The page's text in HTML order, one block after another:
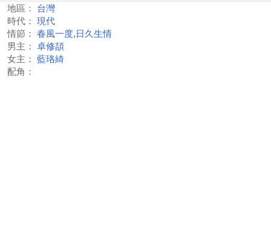
地區：
台灣
時代：
現代
情節：
春風一度,日久生情
男主：
卓修頡
女主：
藍珞綺
配角：